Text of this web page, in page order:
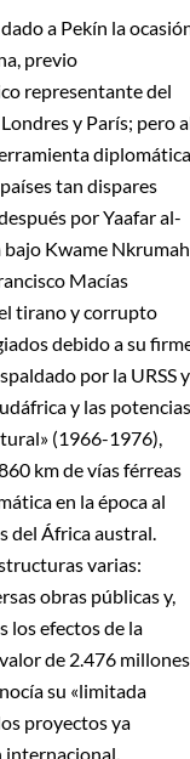
a Pekín la
previo
representante del
y París; pero
tan dispares
por Yaafar al-
bajo Kwame
Macías
tirano y corrupto
debido a su
por la URSS y
y las potencias
(1966-1976),
km de vías férreas
en la época al
del África austral.
varias:
obras públicas y,
los efectos de la
de 2.476 millones
su «limitada
proyectos ya
internacional.